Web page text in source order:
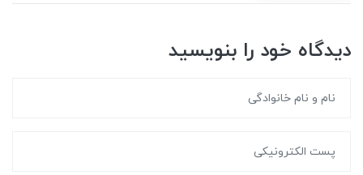
دیدگاه خود را بنویسید